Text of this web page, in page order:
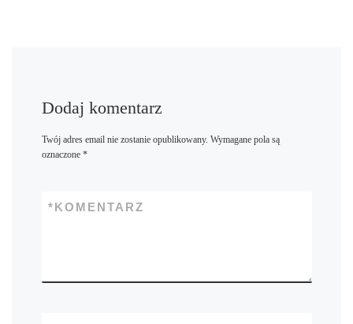
Dodaj komentarz
Twój adres email nie zostanie opublikowany. Wymagane pola są
oznaczone *
KOMENTARZ
*